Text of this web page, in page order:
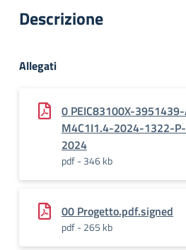
Descrizione
Allegati
0 PEIC83100X-3951439-
M4C1I1.4-2024-1322-
2024
pdf - 346 kb
00 Progetto.pdf.signed
pdf - 265 kb